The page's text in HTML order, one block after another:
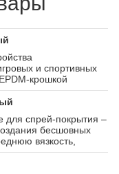
и спортивных
крошкой
бесшовное покрытие
для спрей-покрытия –
бесшовных
вязкость,